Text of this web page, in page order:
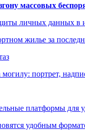
массовых
личных данных в
жилье за
портрет,
платформы для
удобным